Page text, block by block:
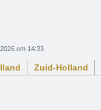
om 14:33
Zuid-Holland